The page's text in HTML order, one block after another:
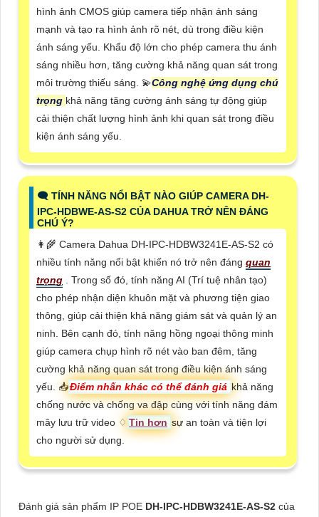
hình ảnh CMOS giúp camera tiếp nhận ánh sáng
mạnh và tạo ra hình ảnh rõ nét, dù trong điều kiện
ánh sáng yếu. Khẩu độ lớn cho phép camera thu ánh
sáng nhiều hơn, tăng cường khả năng quan sát trong
môi trường thiếu sáng. 💫Công nghệ ứng dụng chú
trọng khả năng tăng cường ánh sáng tự động giúp
cải thiện chất lượng hình ảnh khi quan sát trong điều
kiện ánh sáng yếu.
🗨️ TÍNH NĂNG NỔI BẬT NÀO GIÚP CAMERA DH-
IPC-HDBWE-AS-S2 CỦA DAHUA TRỞ NÊN ĐÁNG
CHÚ Ý?
👩‍🌾 Camera Dahua DH-IPC-HDBW3241E-AS-S2 có
nhiều tính năng nổi bật khiến nó trở nên đáng quan
trọng . Trong số đó, tính năng AI (Trí tuệ nhân tạo)
cho phép nhận diện khuôn mặt và phương tiện giao
thông, giúp cải thiện khả năng giám sát và quản lý an
ninh. Bên cạnh đó, tính năng hồng ngoại thông minh
giúp camera chụp hình rõ nét vào ban đêm, tăng
cường khả năng quan sát trong điều kiện ánh sáng
yếu. 📥Điểm nhấn khác có thể đánh giá khả năng
chống nước và chống va đập cùng với tính năng đám
mây lưu trữ video ♢ Tin hơn sự an toàn và tiện lợi
cho người sử dụng.
Đánh giá sản phẩm IP POE DH-IPC-HDBW3241E-AS-S2 của